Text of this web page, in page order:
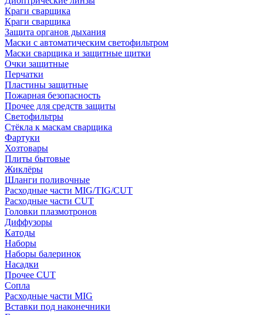
Краги сварщика
Краги сварщика
Защита органов дыхания
Маски с автоматическим светофильтром
Маски сварщика и защитные щитки
Очки защитные
Перчатки
Пластины защитные
Пожарная безопасность
Прочее для средств защиты
Светофильтры
Стёкла к маскам сварщика
Фартуки
Хозтовары
Плиты бытовые
Жиклёры
Шланги поливочные
Расходные части MIG/TIG/CUT
Расходные части CUT
Головки плазмотронов
Диффузоры
Катоды
Наборы
Наборы балеринок
Насадки
Прочее CUT
Сопла
Расходные части MIG
Вставки под наконечники